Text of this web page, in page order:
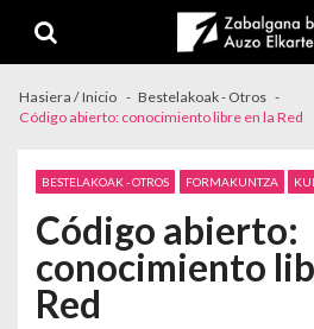
Hasiera / Inicio
Bestelakoak - Otros
Código abierto: conocimiento libre en la Red
BESTELAKOAK - OTROS FORMAKUNTZA
Código abierto:
conocimiento
Red